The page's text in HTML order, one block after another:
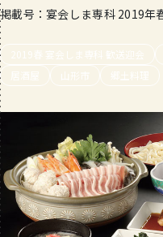
せセット
【写真付
段数や所要
山形のお
元民が選
_vol.1
掲載号：宴会しま専科 2019年
2019春 宴会しま専科 歓送迎会
居酒屋
山形市 郷土料理